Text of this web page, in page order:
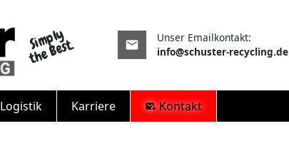
Si
m
pl
y
t
h
e
B
e
s
t. mail
Unser Emailkontakt:
info@schuster-recycling.de
Logistik Karriere outgoing_mail Kontakt